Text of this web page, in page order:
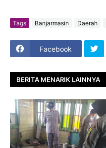
Tags Banjarmasin Daerah
Facebook
BERITA MENARIK LAINNYA